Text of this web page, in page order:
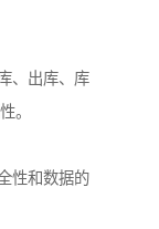
、出库、库
。
性和数据的